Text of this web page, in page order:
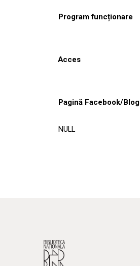
Program funcționare
Acces
Pagină Facebook/Blog
NULL